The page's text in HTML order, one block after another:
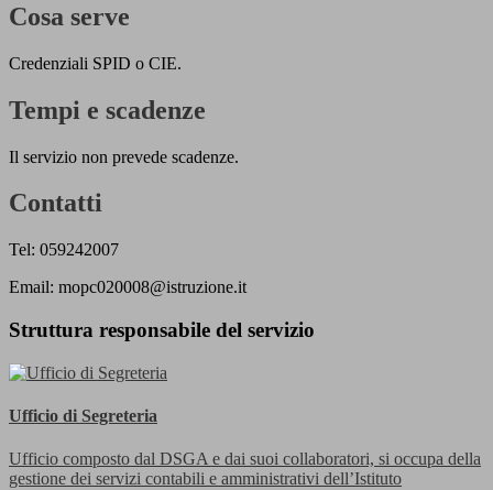
Cosa serve
Credenziali SPID o CIE.
Tempi e scadenze
Il servizio non prevede scadenze.
Contatti
Tel: 059242007
Email: mopc020008@istruzione.it
Struttura responsabile del servizio
Ufficio di Segreteria
Ufficio composto dal DSGA e dai suoi collaboratori, si occupa della
gestione dei servizi contabili e amministrativi dell’Istituto